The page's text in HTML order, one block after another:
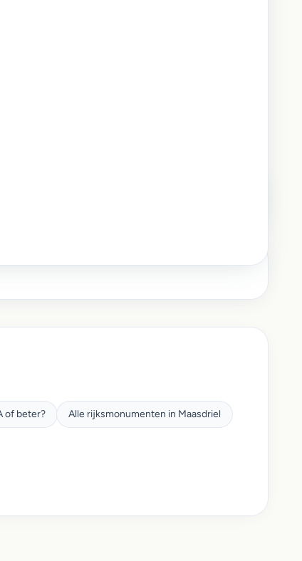
of beter? Alle rijksmonumenten in Maasdriel